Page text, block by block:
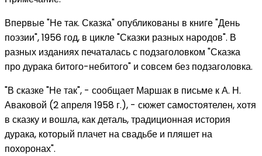
Впервые "Не так. Сказка" опубликованы в книге "День
поэзии", 1956 год, в цикле "Сказки разных народов". В
разных изданиях печаталась с подзаголовком "Сказка
про дурака битого-небитого" и совсем без подзаголовка.
"В сказке "Не так", - сообщает Маршак в письме к А. Н.
Аваковой (2 апреля 1958 г.), - сюжет самостоятелен, хотя
в сказку и вошла, как деталь, традиционная история
дурака, который плачет на свадьбе и пляшет на
похоронах".